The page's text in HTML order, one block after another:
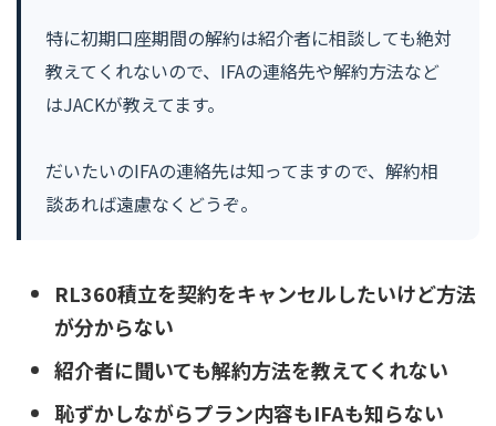
特に初期口座期間の解約は紹介者に相談しても絶対
教えてくれないので、IFAの連絡先や解約方法など
はJACKが教えてます。
だいたいのIFAの連絡先は知ってますので、解約相
談あれば遠慮なくどうぞ。
RL360積立を契約をキャンセルしたいけど方法
が分からない
紹介者に聞いても解約方法を教えてくれない
恥ずかしながらプラン内容もIFAも知らない